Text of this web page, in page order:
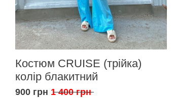
Костюм CRUISE (трійка)
колір блакитний
900 грн 1 400 грн